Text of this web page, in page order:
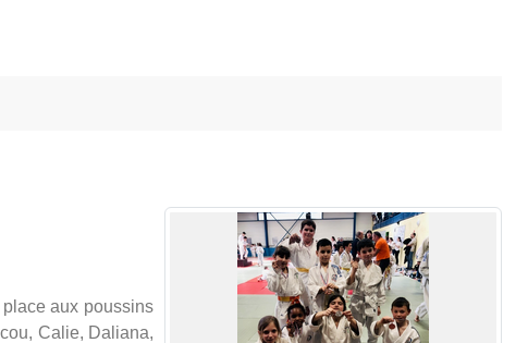
aux poussins
Calie, Daliana,